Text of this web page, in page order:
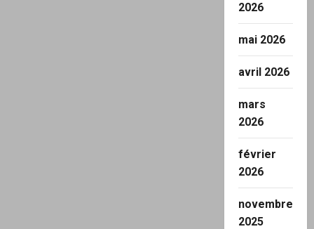
2026
mai 2026
avril 2026
mars
2026
février
2026
novembre
2025